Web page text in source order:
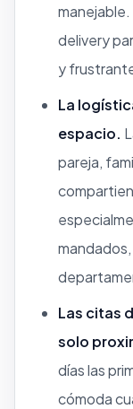
delivery
y
La
espacio.
pareja,
Las citas
solo
días las
cómoda